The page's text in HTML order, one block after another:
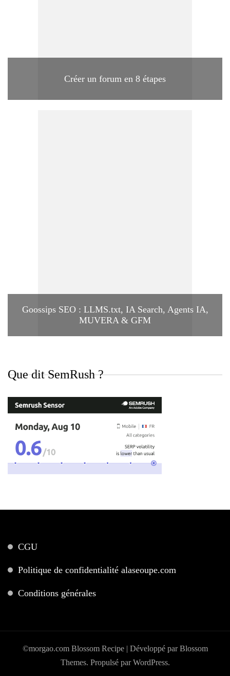
Créer un forum en 8 étapes
Goossips SEO : LLMS.txt, IA Search, Agents IA,
MUVERA & GFM
Que dit SemRush ?
CGU
Politique de confidentialité alaseoupe.com
Conditions générales
©morgao.comBlossom Recipe | Développé parBlossom
Themes. Propulsé parWordPress.